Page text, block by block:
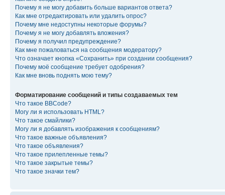
Почему я не могу добавить больше вариантов ответа?
Как мне отредактировать или удалить опрос?
Почему мне недоступны некоторые форумы?
Почему я не могу добавлять вложения?
Почему я получил предупреждение?
Как мне пожаловаться на сообщения модератору?
Что означает кнопка «Сохранить» при создании сообщения?
Почему моё сообщение требует одобрения?
Как мне вновь поднять мою тему?
Форматирование сообщений и типы создаваемых тем
Что такое BBCode?
Могу ли я использовать HTML?
Что такое смайлики?
Могу ли я добавлять изображения к сообщениям?
Что такое важные объявления?
Что такое объявления?
Что такое прилепленные темы?
Что такое закрытые темы?
Что такое значки тем?